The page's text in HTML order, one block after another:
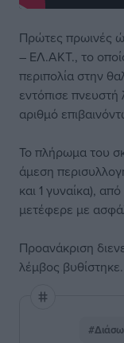
Πρώτες πρωινές
– ΕΛ.ΑΚΤ., το
περιπολία στην
εντόπισε
αριθμό
Το πλήρωμα του
άμεση
και 1 γυναίκα),
μετέφερε με
Προανάκριση
λέμβος βυθίστηκε.